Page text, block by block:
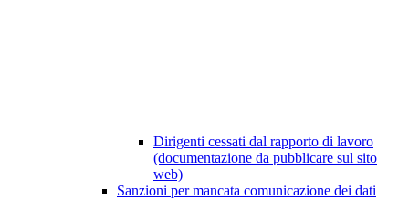
Dirigenti cessati dal rapporto di lavoro
(documentazione da pubblicare sul sito
web)
Sanzioni per mancata comunicazione dei dati